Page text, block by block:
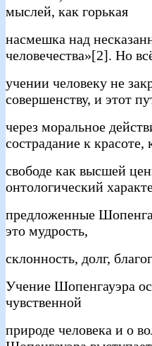
мыслей, как горькая
насмешка над
человечества»[2]. Но
учении человеку не
совершенству, и этот
через моральное
сострадание к красоте,
свободе как высшей
онтологический
предложенные
это мудрость,
склонность, долг,
Учение Шопенгауэра
чувственной
природе человека и о